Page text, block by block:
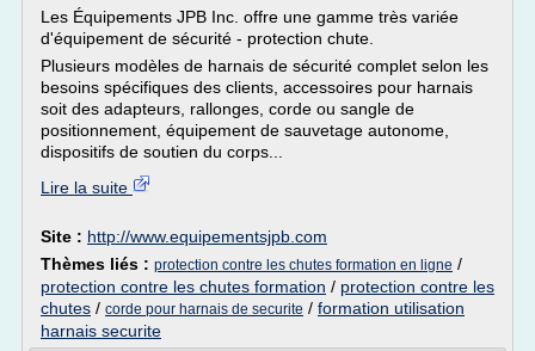
Les Équipements JPB Inc. offre une gamme très variée
d'équipement de sécurité - protection chute.
Plusieurs modèles de harnais de sécurité complet selon les
besoins spécifiques des clients, accessoires pour harnais
soit des adapteurs, rallonges, corde ou sangle de
positionnement, équipement de sauvetage autonome,
dispositifs de soutien du corps...
Lire la suite
Site : http://www.equipementsjpb.com
Thèmes liés : protection contre les chutes formation en ligne /
protection contre les chutes formation / protection contre les
chutes / corde pour harnais de securite / formation utilisation
harnais securite